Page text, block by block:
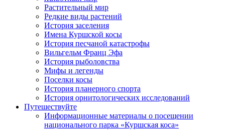
Растительный мир
Редкие виды растений
История заселения
Имена Куршской косы
История песчаной катастрофы
Вильгельм Франц Эфа
История рыболовства
Мифы и легенды
Поселки косы
История планерного спорта
История орнитологических исследований
Путешествуйте
Информационные материалы о посещении
национального парка «Куршская коса»